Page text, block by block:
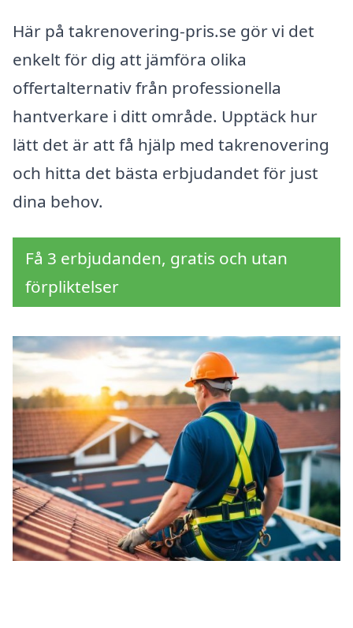
Här på takrenovering-pris.se gör vi det
enkelt för dig att jämföra olika
offertalternativ från professionella
hantverkare i ditt område. Upptäck hur
lätt det är att få hjälp med takrenovering
och hitta det bästa erbjudandet för just
dina behov.
Få 3 erbjudanden, gratis och utan
förpliktelser